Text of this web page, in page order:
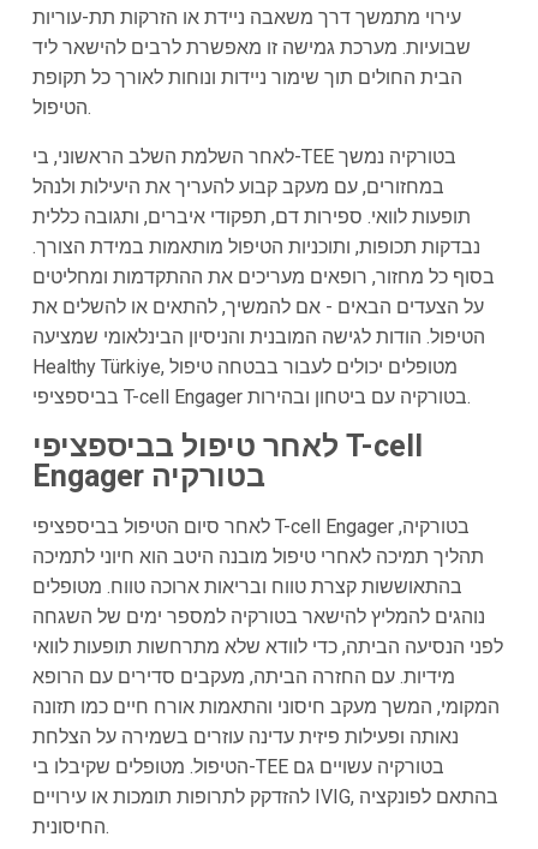
עירוי מתמשך דרך משאבה ניידת או הזרקות תת-עוריות
שבועיות. מערכת גמישה זו מאפשרת לרבים להישאר ליד
הבית החולים תוך שימור ניידות ונוחות לאורך כל תקופת
הטיפול.
לאחר השלמת השלב הראשוני, בי-TEE בטורקיה נמשך
במחזורים, עם מעקב קבוע להעריך את היעילות ולנהל
תופעות לוואי. ספירות דם, תפקודי איברים, ותגובה כללית
נבדקות תכופות, ותוכניות הטיפול מותאמות במידת הצורך.
בסוף כל מחזור, רופאים מעריכים את ההתקדמות ומחליטים
על הצעדים הבאים - אם להמשיך, להתאים או להשלים את
הטיפול. הודות לגישה המובנית והניסיון הבינלאומי שמציעה
Healthy Türkiye, מטופלים יכולים לעבור בבטחה טיפול
בביספציפי T-cell Engager בטורקיה עם ביטחון ובהירות.
לאחר טיפול בביספציפי T-cell
Engager בטורקיה
לאחר סיום הטיפול בביספציפי T-cell Engager בטורקיה,
תהליך תמיכה לאחרי טיפול מובנה היטב הוא חיוני לתמיכה
בהתאוששות קצרת טווח ובריאות ארוכה טווח. מטופלים
נוהגים להמליץ להישאר בטורקיה למספר ימים של השגחה
לפני הנסיעה הביתה, כדי לוודא שלא מתרחשות תופעות לוואי
מידיות. עם החזרה הביתה, מעקבים סדירים עם הרופא
המקומי, המשך מעקב חיסוני והתאמות אורח חיים כמו תזונה
נאותה ופעילות פיזית עדינה עוזרים בשמירה על הצלחת
הטיפול. מטופלים שקיבלו בי-TEE בטורקיה עשויים גם
להזדקק לתרופות תומכות או עירויים IVIG, בהתאם לפונקציה
החיסונית.